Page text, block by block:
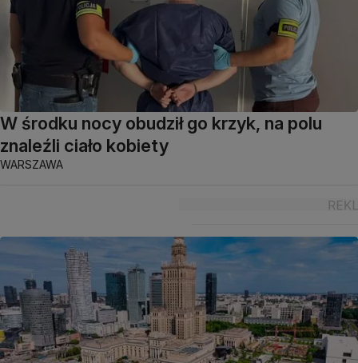
W środku nocy obudził go krzyk, na polu
znaleźli ciało kobiety
WARSZAWA